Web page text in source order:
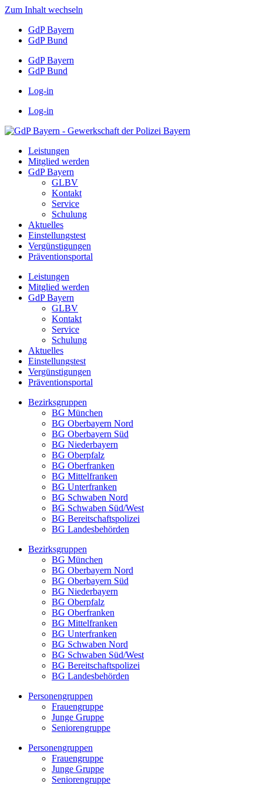
Zum Inhalt wechseln
GdP Bayern
GdP Bund
GdP Bayern
GdP Bund
Log-in
Log-in
Leistungen
Mitglied werden
GdP Bayern
GLBV
Kontakt
Service
Schulung
Aktuelles
Einstellungstest
Vergünstigungen
Präventionsportal
Leistungen
Mitglied werden
GdP Bayern
GLBV
Kontakt
Service
Schulung
Aktuelles
Einstellungstest
Vergünstigungen
Präventionsportal
Bezirksgruppen
BG München
BG Oberbayern Nord
BG Oberbayern Süd
BG Niederbayern
BG Oberpfalz
BG Oberfranken
BG Mittelfranken
BG Unterfranken
BG Schwaben Nord
BG Schwaben Süd/West
BG Bereitschaftspolizei
BG Landesbehörden
Bezirksgruppen
BG München
BG Oberbayern Nord
BG Oberbayern Süd
BG Niederbayern
BG Oberpfalz
BG Oberfranken
BG Mittelfranken
BG Unterfranken
BG Schwaben Nord
BG Schwaben Süd/West
BG Bereitschaftspolizei
BG Landesbehörden
Personengruppen
Frauengruppe
Junge Gruppe
Seniorengruppe
Personengruppen
Frauengruppe
Junge Gruppe
Seniorengruppe